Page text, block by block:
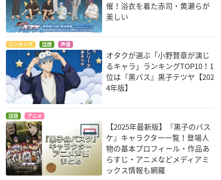
催！浴衣を着た赤司・黄瀬らが
美しい
ランキング 話題 声優
オタクが選ぶ「小野賢章が演じ
るキャラ」ランキングTOP10！1
位は『黒バス』黒子テツヤ【202
4年版】
話題 アニメ
【2025年最新版】『黒子のバス
ケ』キャラクター一覧！登場人
物の基本プロフィール・作品あ
らすじ・アニメなどメディアミ
ックス情報も網羅